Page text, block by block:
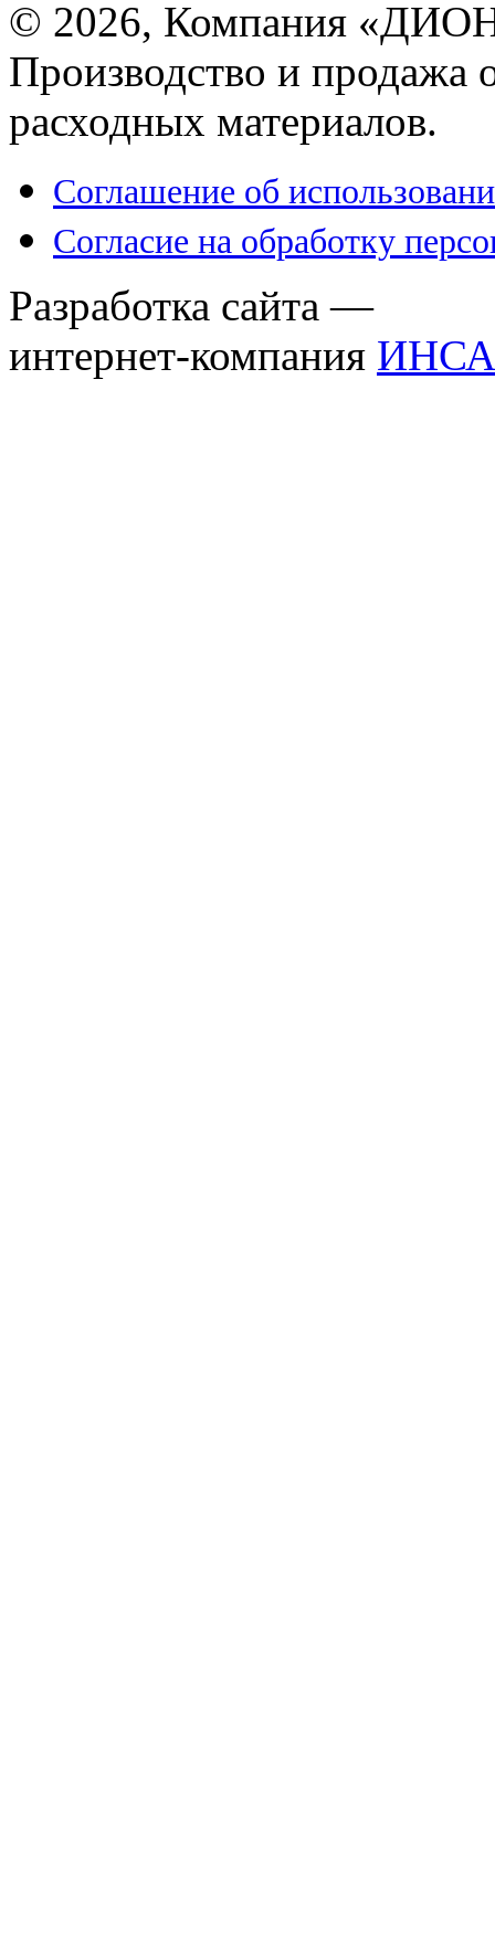
© 2026, Компания
Производство и продажа
расходных материалов.
Соглашение об
Согласие на обработку
Разработка сайта —
интернет-компания